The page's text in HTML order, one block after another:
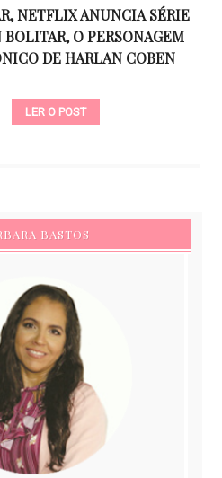
QUE REVOLUCIONOU A
TORNOU UM SÍMBOLO
UMA GERAÇÃO
LER O POST
BASTOS